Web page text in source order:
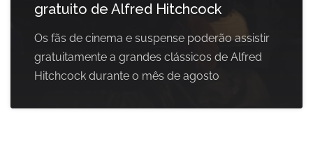
gratuito de Alfred Hitchcock
Os fãs de cinema e suspense poderão assistir
gratuitamente a grandes clássicos de Alfred
Hitchcock durante o mês de agosto